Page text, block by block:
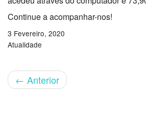
Continue a acompanhar-nos!
3 Fevereiro, 2020
Atualidade
← Anterior